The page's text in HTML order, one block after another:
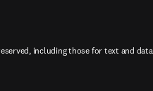
including those for text and